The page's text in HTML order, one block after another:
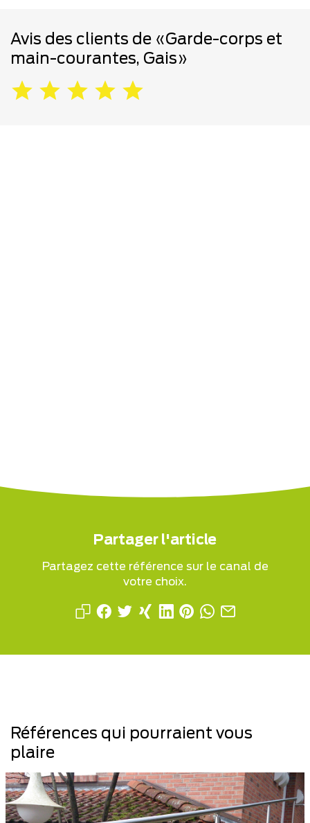
Avis des clients de «Garde-corps et
main-courantes, Gais»
Partager l'article
Partagez cette référence sur le canal de
votre choix.
Références qui pourraient vous
plaire